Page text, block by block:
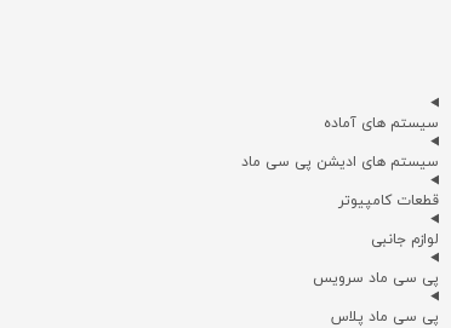
سیستم های آماده
سیستم های ادیشن پی سی ماد
قطعات کامپیوتر
لوازم جانبی
پی سی ماد سرویس
پی سی ماد پلاس